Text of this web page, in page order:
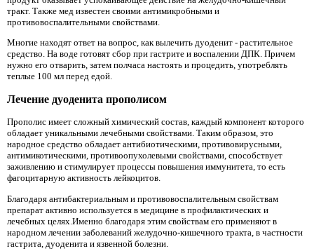
тракт. Также мед известен своими антимикробными и
противовоспалительными свойствами.
Многие находят ответ на вопрос, как вылечить дуоденит - растительное
средство. На воде готовят сбор при гастрите и воспалении ДПК. Причем
нужно его отварить, затем полчаса настоять и процедить, употреблять
теплые 100 мл перед едой.
Лечение дуоденита прополисом
Прополис имеет сложный химический состав, каждый компонент которого
обладает уникальными лечебными свойствами. Таким образом, это
народное средство обладает антибиотическими, противовирусными,
антимикотическими, противоопухолевыми свойствами, способствует
заживлению и стимулирует процессы повышения иммунитета, то есть
фагоцитарную активность лейкоцитов.
Благодаря антибактериальным и противовоспалительным свойствам
препарат активно используется в медицине в профилактических и
лечебных целях.Именно благодаря этим свойствам его применяют в
народном лечении заболеваний желудочно-кишечного тракта, в частности
гастрита, дуоденита и язвенной болезни.